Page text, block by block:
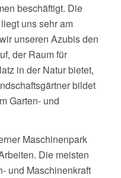
beschäftigt. Die
uns sehr am
unseren Azubis den
der Raum für
in der Natur bietet,
bildet
Garten- und
Maschinenpark
Die meisten
und Maschinenkraft